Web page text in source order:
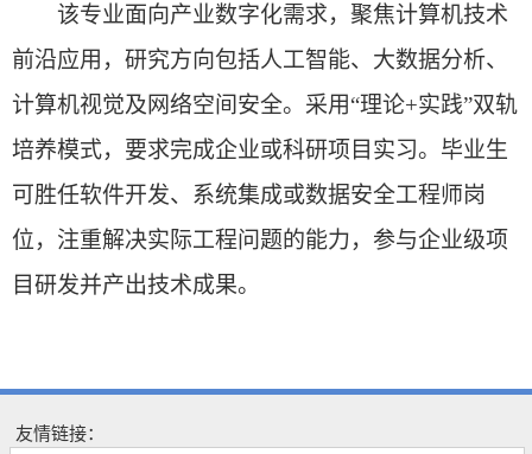
该专业面向产业数字化需求，聚焦计算机技术
前沿应用，研究方向包括人工智能、大数据分析、
计算机视觉及网络空间安全。采用“理论+实践”双轨
培养模式，要求完成企业或科研项目实习。毕业生
可胜任软件开发、系统集成或数据安全工程师岗
位，注重解决实际工程问题的能力，参与企业级项
目研发并产出技术成果。
友情链接：